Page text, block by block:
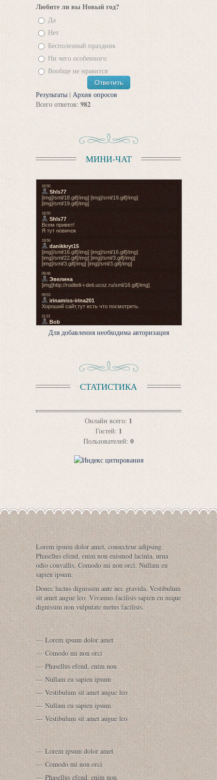
Любите ли вы Новый год?
Да
Нет
Бесполезный праздник
Ни чего особенного
Вообще не нравится
Результаты | Архив опросов
Всего ответов:982
МИНИ-ЧАТ
Для добавления необходима авторизация
СТАТИСТИКА
Онлайн всего: 1
Гостей: 1
Пользователей:0
Lorem ipsum dolor amet, consecteur adipsing.
Phasellus efend, enim non euismod lacinia, urna
odio convallis, Comodo mi non orci. Nullam eu
sapien ipsum.
Donec luctus dignissim ante nec gravida. Vestibulum
sit amet augue leo. Vivamus facilisis sapien eu neque
dignissim non vulputate metus facilisis.
Lorem ipsum dolor amet
Comodo mi non orci
Phasellus efend, enim non
Nullam eu sapien ipsum
Vestibulum sit amet augue leo
Nullam eu sapien ipsum
Vestibulum sit amet augue leo
Lorem ipsum dolor amet
Comodo mi non orci
Phasellus efend, enim non